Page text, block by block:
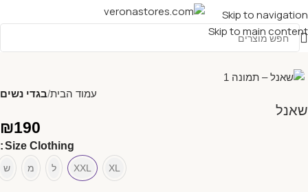
Skip to navigation
Skip to main content
עמוד הבית בגדי נשים
שאנל
₪190
Size Clothing
XL
XXL ל מ ש